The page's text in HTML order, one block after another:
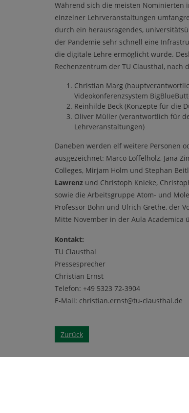
Während sich die meisten Nominierten
einzelner Lehrveranstaltungen
durch ein herausragendes,
der Pandemie sehr schnell eine
die digitale Lehre ermöglicht wurde.
Rechenzentrum der TU Clausthal, nach
Christian Marg
Videokonferenzsystem
Reinhilde Beck (Konzepte für die
Oliver Müller (verantwortlich für
Lehrveranstaltungen)
Daneben werden elf weitere Personen
ausgezeichnet: Marco Löffelholz, Jana
Colleges, Mirjam Holm und Stephan
Lawrenz und Christoph Knieke,
sowie die Arbeitsgruppe Atom- und
Professor Bohn und Ulrich Grethe, der
Mitte November in der Aula Academica
Kontakt:
TU Clausthal
Pressesprecher
Christian Ernst
Telefon: +49 5323 72-3904
E-Mail: christian.ernst@tu-clausthal.de
Zurück